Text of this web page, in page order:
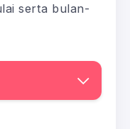
serta bulan-